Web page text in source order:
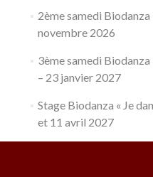
2ème samedi Biodanza
novembre 2026
3ème samedi
– 23 janvier 2027
Stage Biodanza « Je
et 11 avril 2027